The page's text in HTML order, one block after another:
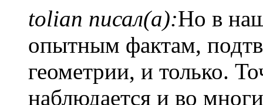
tolian писал(а):Но в
опытным фактам,
геометрии, и только.
наблюдается и во